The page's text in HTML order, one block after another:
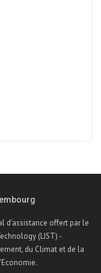
d'assistance offert par le
(LIST) -
du Climat et de la